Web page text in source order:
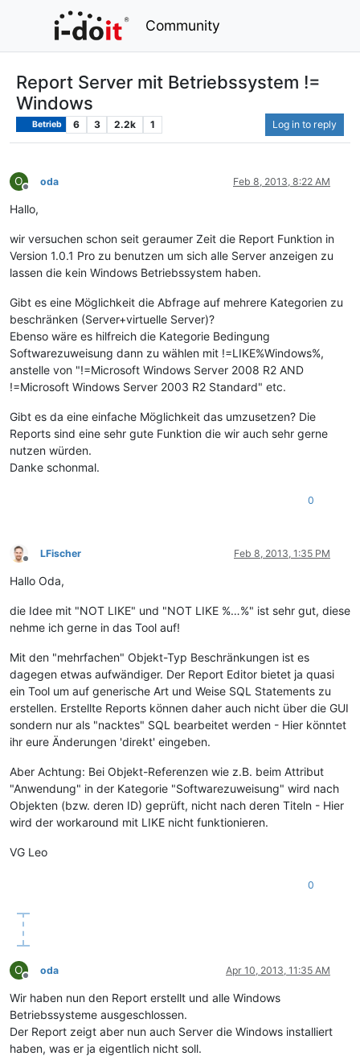
Community
Report Server mit Betriebssystem !=
Windows
Betrieb 6 3 2.2k 1 Log in to reply
O
Offline
oda Feb 8, 2013, 8:22 AM
Hallo,
wir versuchen schon seit geraumer Zeit die Report Funktion in
Version 1.0.1 Pro zu benutzen um sich alle Server anzeigen zu
lassen die kein Windows Betriebssystem haben.
Gibt es eine Möglichkeit die Abfrage auf mehrere Kategorien zu
beschränken (Server+virtuelle Server)?
Ebenso wäre es hilfreich die Kategorie Bedingung
Softwarezuweisung dann zu wählen mit !=LIKE%Windows%,
anstelle von "!=Microsoft Windows Server 2008 R2 AND
!=Microsoft Windows Server 2003 R2 Standard" etc.
Gibt es da eine einfache Möglichkeit das umzusetzen? Die
Reports sind eine sehr gute Funktion die wir auch sehr gerne
nutzen würden.
Danke schonmal.
0
Offline
LFischer Feb 8, 2013, 1:35 PM
Hallo Oda,
die Idee mit "NOT LIKE" und "NOT LIKE %…%" ist sehr gut, diese
nehme ich gerne in das Tool auf!
Mit den "mehrfachen" Objekt-Typ Beschränkungen ist es
dagegen etwas aufwändiger. Der Report Editor bietet ja quasi
ein Tool um auf generische Art und Weise SQL Statements zu
erstellen. Erstellte Reports können daher auch nicht über die GUI
sondern nur als "nacktes" SQL bearbeitet werden - Hier könntet
ihr eure Änderungen 'direkt' eingeben.
Aber Achtung: Bei Objekt-Referenzen wie z.B. beim Attribut
"Anwendung" in der Kategorie "Softwarezuweisung" wird nach
Objekten (bzw. deren ID) geprüft, nicht nach deren Titeln - Hier
wird der workaround mit LIKE nicht funktionieren.
VG Leo
0
O
Offline
oda Apr 10, 2013, 11:35 AM
Wir haben nun den Report erstellt und alle Windows
Betriebssysteme ausgeschlossen.
Der Report zeigt aber nun auch Server die Windows installiert
haben, was er ja eigentlich nicht soll.